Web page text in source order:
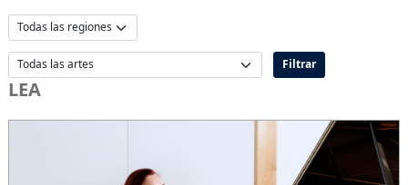
Filtrar
LEA